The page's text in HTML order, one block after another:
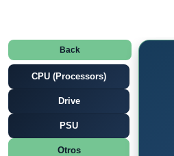
Back
CPU (Processors)
Drive
PSU
Otros